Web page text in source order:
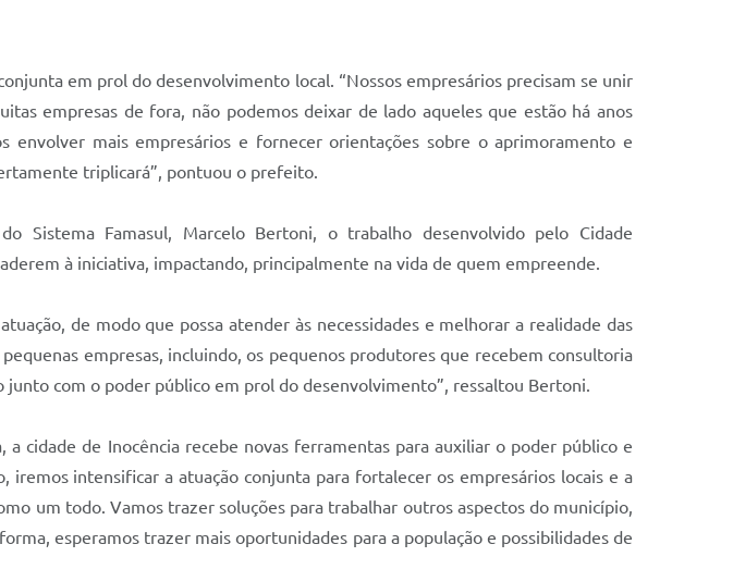
em prol do desenvolvimento local. “Nossos empresários precisam se unir
empresas de fora, não podemos deixar de lado aqueles que estão há anos
envolver mais empresários e fornecer orientações sobre o aprimoramento e
triplicará”, pontuou o prefeito.
Sistema Famasul, Marcelo Bertoni, o trabalho desenvolvido pelo Cidade
à iniciativa, impactando, principalmente na vida de quem empreende.
de modo que possa atender às necessidades e melhorar a realidade das
empresas, incluindo, os pequenos produtores que recebem consultoria
com o poder público em prol do desenvolvimento”, ressaltou Bertoni.
cidade de Inocência recebe novas ferramentas para auxiliar o poder público e
intensificar a atuação conjunta para fortalecer os empresários locais e a
um todo. Vamos trazer soluções para trabalhar outros aspectos do município,
esperamos trazer mais oportunidades para a população e possibilidades de